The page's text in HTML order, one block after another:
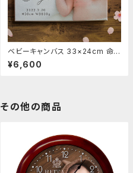
ベビーキャンバス 33×24cm 命名
キャンバスプリント フォトパネル ニ
ューボーンフォト 出産祝い 内祝い
¥6,600
その他の商品